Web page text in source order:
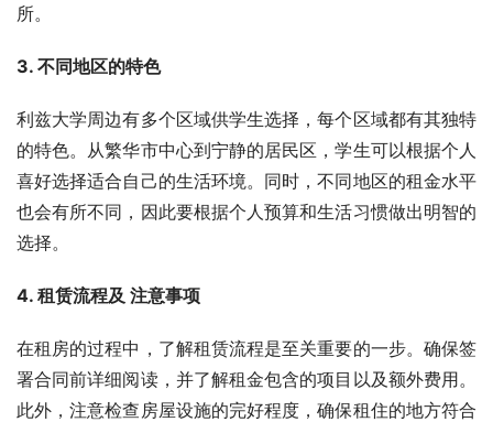
所。
3. 不同地区的特色
利兹大学周边有多个区域供学生选择，每个区域都有其独特
的特色。从繁华市中心到宁静的居民区，学生可以根据个人
喜好选择适合自己的生活环境。同时，不同地区的租金水平
也会有所不同，因此要根据个人预算和生活习惯做出明智的
选择。
4. 租赁流程及 注意事项
在租房的过程中，了解租赁流程是至关重要的一步。确保签
署合同前详细阅读，并了解租金包含的项目以及额外费用。
此外，注意检查房屋设施的完好程度，确保租住的地方符合